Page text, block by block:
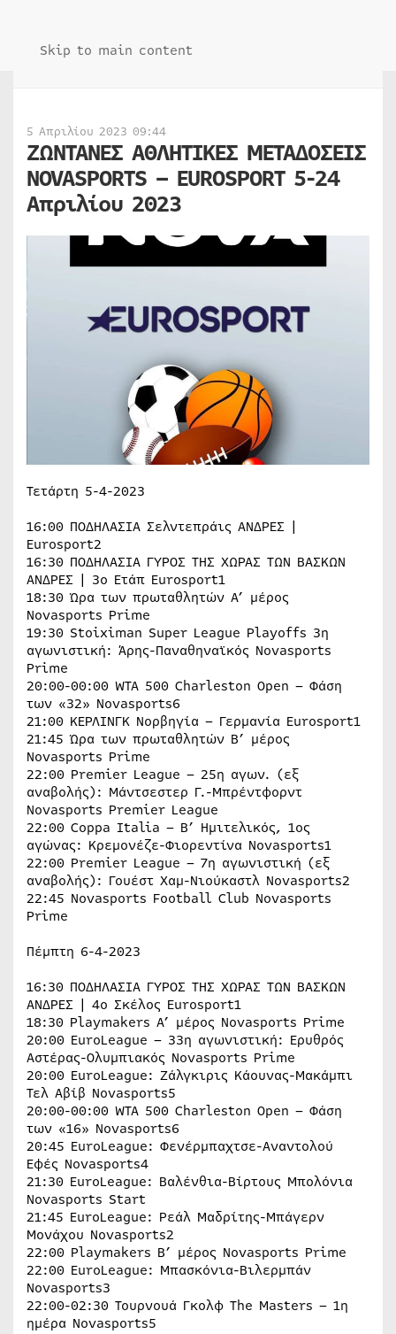
Skip to main content
5 Απριλίου 2023 09:44
ΖΩΝΤΑΝΕΣ ΑΘΛΗΤΙΚΕΣ ΜΕΤΑΔΟΣΕΙΣ
NOVASPORTS – EUROSPORT 5-24
Απριλίου 2023
Τετάρτη 5-4-2023
16:00 ΠΟΔΗΛΑΣΙΑ Σελντεπράις ΑΝΔΡΕΣ |
Eurosport2
16:30 ΠΟΔΗΛΑΣΙΑ ΓΥΡΟΣ ΤΗΣ ΧΩΡΑΣ ΤΩΝ ΒΑΣΚΩΝ
ΑΝΔΡΕΣ | 3ο Ετάπ Eurosport1
18:30 Ώρα των πρωταθλητών Α’ μέρος
Novasports Prime
19:30 Stoiximan Super League Playoffs 3η
αγωνιστική: Άρης-Παναθηναϊκός Novasports
Prime
20:00-00:00 WTA 500 Charleston Open – Φάση
των «32» Novasports6
21:00 ΚΕΡΛΙΝΓΚ Νορβηγία – Γερμανία Eurosport1
21:45 Ώρα των πρωταθλητών Β’ μέρος
Novasports Prime
22:00 Premier League – 25η αγων. (εξ
αναβολής): Μάντσεστερ Γ.-Μπρέντφορντ
Νοvasports Premier League
22:00 Coppa Italia – Β’ Ημιτελικός, 1ος
αγώνας: Κρεμονέζε-Φιορεντίνα Novasports1
22:00 Premier League – 7η αγωνιστική (εξ
αναβολής): Γουέστ Χαμ-Νιούκαστλ Novasports2
22:45 Novasports Football Club Novasports
Prime
Πέμπτη 6-4-2023
16:30 ΠΟΔΗΛΑΣΙΑ ΓΥΡΟΣ ΤΗΣ ΧΩΡΑΣ ΤΩΝ ΒΑΣΚΩΝ
ΑΝΔΡΕΣ | 4ο Σκέλος Eurosport1
18:30 Playmakers Α’ μέρος Novasports Prime
20:00 EuroLeague – 33η αγωνιστική: Ερυθρός
Αστέρας-Ολυμπιακός Novasports Prime
20:00 EuroLeague: Ζάλγκιρις Κάουνας-Μακάμπι
Τελ Αβίβ Novasports5
20:00-00:00 WTA 500 Charleston Open – Φάση
των «16» Novasports6
20:45 EuroLeague: Φενέρμπαχτσε-Αναντολού
Εφές Novasports4
21:30 EuroLeague: Βαλένθια-Βίρτους Μπολόνια
Novasports Start
21:45 EuroLeague: Ρεάλ Μαδρίτης-Μπάγερν
Μονάχου Novasports2
22:00 Playmakers Β’ μέρος Novasports Prime
22:00 EuroLeague: Μπασκόνια-Βιλερμπάν
Novasports3
22:00-02:30 Τουρνουά Γκολφ The Masters – 1η
ημέρα Novasports5